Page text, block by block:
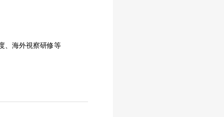
、海外視察研修等